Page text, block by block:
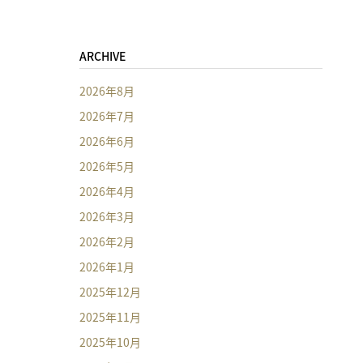
ARCHIVE
2026年8月
2026年7月
2026年6月
2026年5月
2026年4月
2026年3月
2026年2月
2026年1月
2025年12月
2025年11月
2025年10月